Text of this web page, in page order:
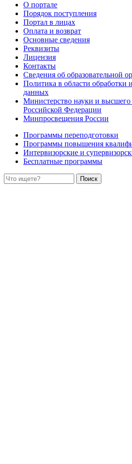
О портале
Порядок поступления
Портал в лицах
Оплата и возврат
Основные сведения
Реквизиты
Лицензия
Контакты
Сведения об образовательной
Политика в области обработки
данных
Министерство науки и высшего
Российской Федерации
Минпросвещения России
Программы переподготовки
Программы повышения
Интервизорские и
Бесплатные программы